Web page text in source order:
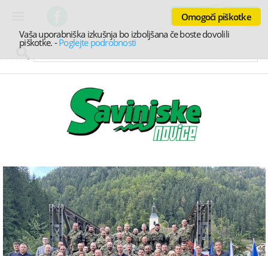
Vaša uporabniška izkušnja bo izboljšana če boste dovolili
piškotke. -Poglejte podrobnosti
Omogoči piškotke